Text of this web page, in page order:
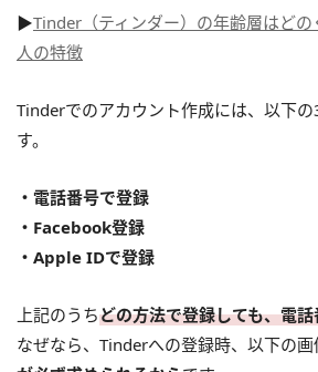
▶Tinder（ティンダー）の年齢層はど
人の特徴
Tinderでのアカウント作成には、以下
す。
・電話番号で登録
・Facebook登録
・Apple IDで登録
上記のうちどの方法で登録しても、電
なぜなら、Tinderへの登録時、以下の画